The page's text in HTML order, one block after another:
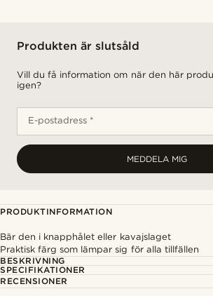
Produkten är slutsåld
Vill du få information om när den här
igen?
E-postadress *
MEDDELA MIG
PRODUKTINFORMATION
Bär den i knapphålet eller kavajslaget
Praktisk färg som lämpar sig för alla tillfällen
BESKRIVNING
SPECIFIKATIONER
RECENSIONER